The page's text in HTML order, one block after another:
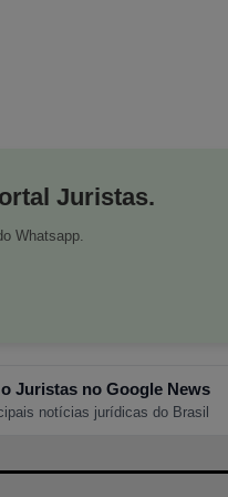
Juristas.
Whatsapp.
Juristas no Google News
notícias jurídicas do Brasil